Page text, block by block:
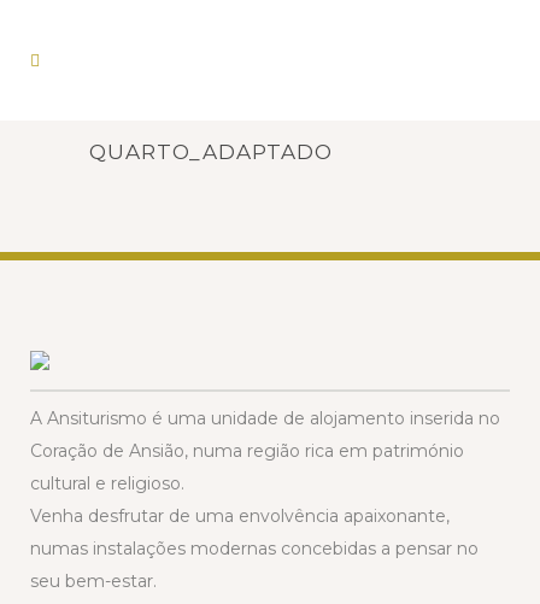
QUARTO_ADAPTADO
A Ansiturismo é uma unidade de alojamento inserida no
Coração de Ansião, numa região rica em património
cultural e religioso.
Venha desfrutar de uma envolvência apaixonante,
numas instalações modernas concebidas a pensar no
seu bem-estar.